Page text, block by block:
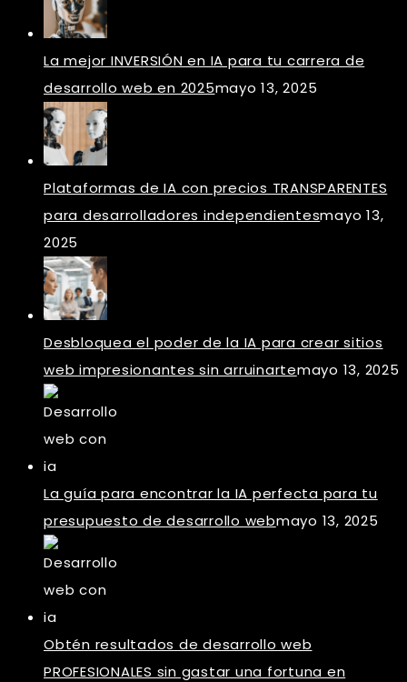
La mejor INVERSIÓN en IA para tu carrera de
desarrollo web en 2025mayo 13, 2025
Plataformas de IA con precios TRANSPARENTES
para desarrolladores independientesmayo 13,
2025
Desbloquea el poder de la IA para crear sitios
web impresionantes sin arruinartemayo 13, 2025
La guía para encontrar la IA perfecta para tu
presupuesto de desarrollo webmayo 13, 2025
Obtén resultados de desarrollo web
PROFESIONALES sin gastar una fortuna en